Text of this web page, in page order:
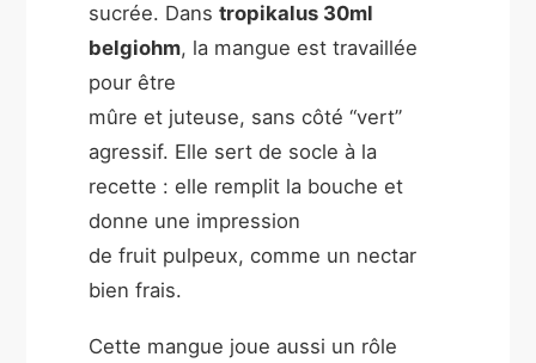
sucrée. Danstropikalus 30ml
belgiohm, la mangue est travaillée
pour être
mûre et juteuse, sans côté “vert”
agressif. Elle sert de socle à la
recette : elle remplit la bouche et
donne une impression
de fruit pulpeux, comme un nectar
bien frais.
Cette mangue joue aussi un rôle